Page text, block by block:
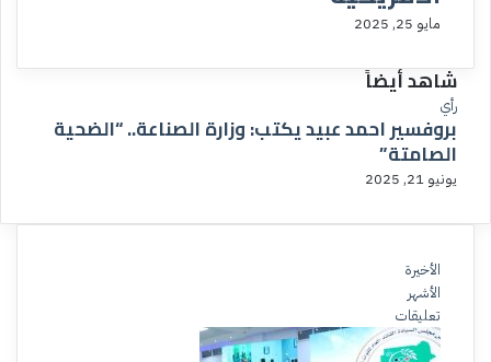
مايو 25, 2025
شاهد أيضاً
رأي
بروفسير احمد عبيد يكتب: وزارة الصناعة.. “الضحية
الصامتة”
يونيو 21, 2025
الأخيرة
الأشهر
تعليقات